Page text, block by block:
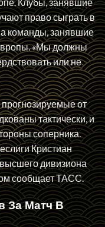
Клубы, занявшие
право сыграть в
команды, занявшие
«Мы должны
или не
от
тактически, и
соперника.
Кристиан
дивизиона
сообщает ТАСС.
За Матч В